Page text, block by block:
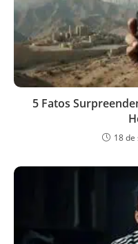
5 Fatos
18